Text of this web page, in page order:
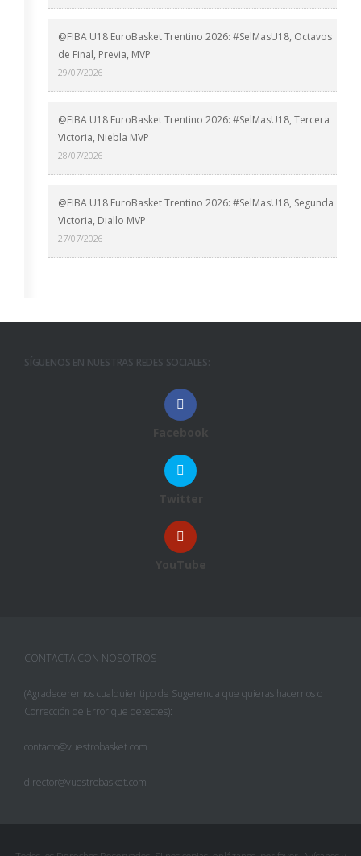
@FIBA U18 EuroBasket Trentino 2026: #SelMasU18, Octavos
de Final, Previa, MVP
29/07/2026
@FIBA U18 EuroBasket Trentino 2026: #SelMasU18, Tercera
Victoria, Niebla MVP
28/07/2026
@FIBA U18 EuroBasket Trentino 2026: #SelMasU18, Segunda
Victoria, Diallo MVP
27/07/2026
SÍGUENOS EN NUESTRAS REDES SOCIALES:
Facebook
Twitter
YouTube
CONTACTA CON NOSOTROS
(Agradeceremos cualquier tipo de Sugerencia que quieras hacernos o
Corrección de Error que detectes):
contacto@vuestrobasket.com
director@vuestrobasket.com